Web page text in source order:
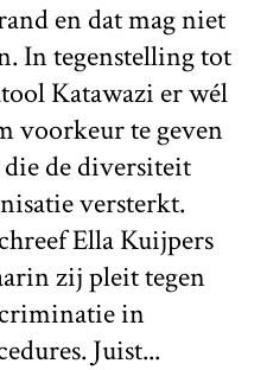
en dat mag niet
In tegenstelling tot
Katawazi er wél
voorkeur te geven
de diversiteit
versterkt.
Ella Kuijpers
zij pleit tegen
in
Juist...